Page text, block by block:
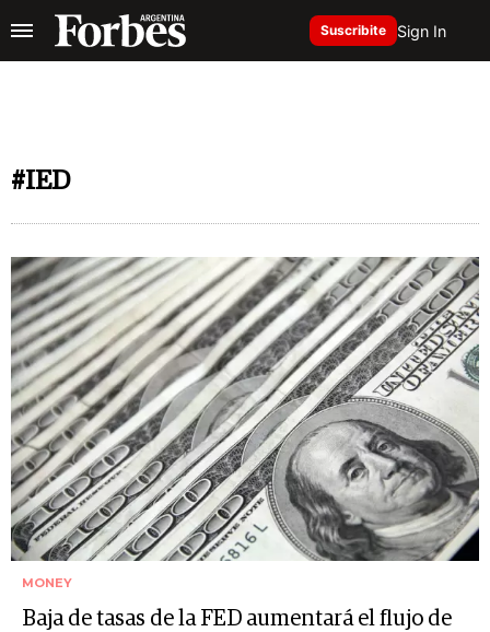
Suscribite Sign In
#IED
MONEY
Baja de tasas de la FED aumentará el flujo de